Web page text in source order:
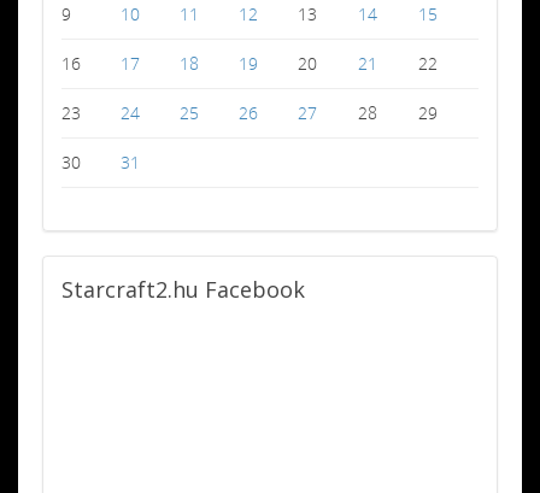
9 10 11 12 13 14 15
16 17 18 19 20 21 22
23 24 25 26 27 28 29
30 31
Starcraft2.hu Facebook